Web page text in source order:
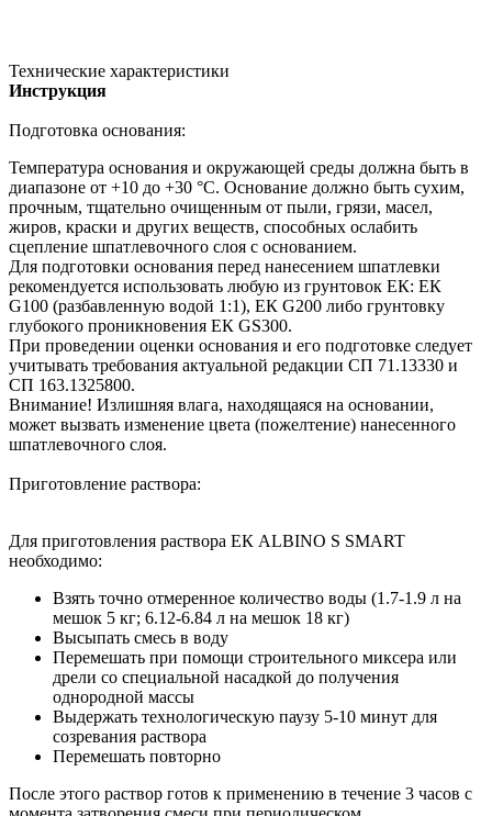
Технические характеристики
Инструкция
Подготовка основания:
Температура основания и окружающей среды должна быть в
диапазоне от +10 до +30 °С. Основание должно быть сухим,
прочным, тщательно очищенным от пыли, грязи, масел,
жиров, краски и других веществ, способных ослабить
сцепление шпатлевочного слоя с основанием.
Для подготовки основания перед нанесением шпатлевки
рекомендуется использовать любую из грунтовок ЕК: ЕК
G100 (разбавленную водой 1:1), ЕК G200 либо грунтовку
глубокого проникновения ЕК GS300.
При проведении оценки основания и его подготовке следует
учитывать требования актуальной редакции СП 71.13330 и
СП 163.1325800.
Внимание! Излишняя влага, находящаяся на основании,
может вызвать изменение цвета (пожелтение) нанесенного
шпатлевочного слоя.
Приготовление раствора:
Для приготовления раствора ЕК ALBINO S SMART
необходимо:
Взять точно отмеренное количество воды (1.7-1.9 л на
мешок 5 кг; 6.12-6.84 л на мешок 18 кг)
Высыпать смесь в воду
Перемешать при помощи строительного миксера или
дрели со специальной насадкой до получения
однородной массы
Выдержать технологическую паузу 5-10 минут для
созревания раствора
Перемешать повторно
После этого раствор готов к применению в течение 3 часов с